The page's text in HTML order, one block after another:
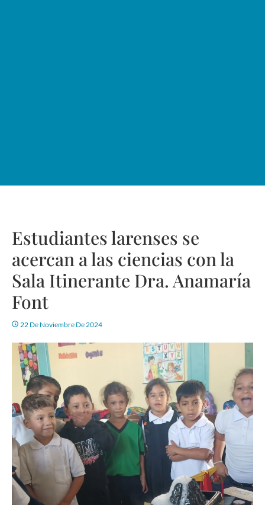
Estudiantes larenses se
acercan a las ciencias con la
Sala Itinerante Dra. Anamaría
Font
22 De Noviembre De 2024